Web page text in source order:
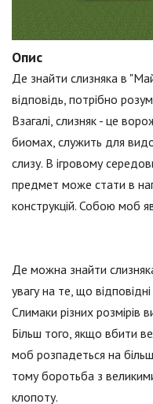
Опис
Де знайти слизняка в
відповідь, потрібно
Взагалі, слизняк - це
биомах, служить для
слизу. В ігровому
предмет може стати в
конструкцій. Собою моб
Де можна знайти
увагу на те, що
Слимаки різних розмірів
Більш того, якщо вбити
моб розпадеться на
тому боротьба з
клопоту.